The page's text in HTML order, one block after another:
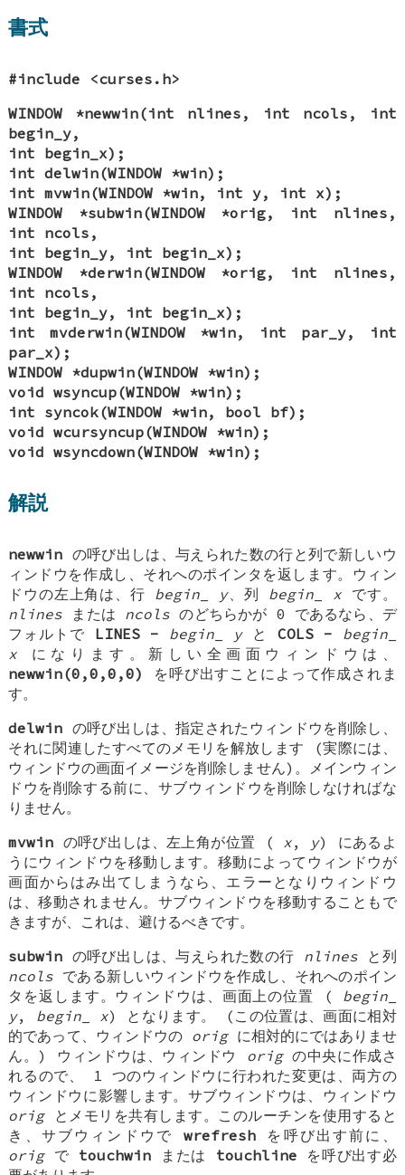
書式
#include <curses.h>
WINDOW *newwin(int nlines, int ncols, int
begin_y,
int begin_x);
int delwin(WINDOW *win);
int mvwin(WINDOW *win, int y, int x);
WINDOW *subwin(WINDOW *orig, int nlines,
int ncols,
int begin_y, int begin_x);
WINDOW *derwin(WINDOW *orig, int nlines,
int ncols,
int begin_y, int begin_x);
int mvderwin(WINDOW *win, int par_y, int
par_x);
WINDOW *dupwin(WINDOW *win);
void wsyncup(WINDOW *win);
int syncok(WINDOW *win, bool bf);
void wcursyncup(WINDOW *win);
void wsyncdown(WINDOW *win);
解説
newwin の呼び出しは、与えられた数の行と列で新しいウ
ィンドウを作成し、それへのポインタを返します。ウィン
ドウの左上角は、行 begin y、列 begin x です。
nlines または ncols のどちらかが 0 であるなら、デ
フォルトで LINES - begin_ yと COLS - begin_
x になります。新しい全画面ウィンドウは、
newwin(0,0,0,0)
を呼び出すことによって作成されま
す。
delwin の呼び出しは、指定されたウィンドウを削除し、
それに関連したすべてのメモリを解放します (実際には、
ウィンドウの画面イメージを削除しません)。メインウィン
ドウを削除する前に、サブウィンドウを削除しなければな
りません。
mvwin の呼び出しは、左上角が位置 ( x, y) にあるよ
うにウィンドウを移動します。移動によってウィンドウが
画面からはみ出てしまうなら、エラーとなりウィンドウ
は、移動されません。サブウィンドウを移動することもで
きますが、これは、避けるべきです。
subwin の呼び出しは、与えられた数の行 nlinesと列
ncols である新しいウィンドウを作成し、それへのポイン
タを返します。ウィンドウは、画面上の位置 ( begin_
y, begin_ x) となります。 (この位置は、画面に相対
的であって、ウィンドウの origに相対的にではありませ
ん。) ウィンドウは、ウィンドウ origの中央に作成さ
れるので、 1 つのウィンドウに行われた変更は、両方の
ウィンドウに影響します。サブウィンドウは、ウィンドウ
origとメモリを共有します。このルーチンを使用すると
き、サブウィンドウでwrefresh を呼び出す前に、
origで touchwin または touchline を呼び出す必